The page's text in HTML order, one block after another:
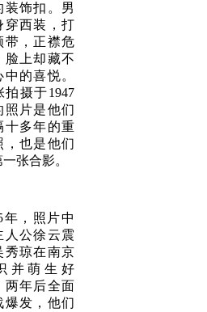
装饰扣。男
穿西装，打
带，正襟危
脸上却藏不
中的喜悦。
拍摄于1947
照片是他们
十多年的重
，也是他们
张合影。
年，照片中
人公徐云震
秀琼在南京
并萌生好
两年后全面
爆发，他们